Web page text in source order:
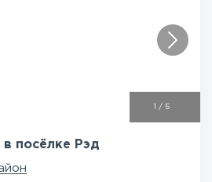
/ 5
посёлке Рэд